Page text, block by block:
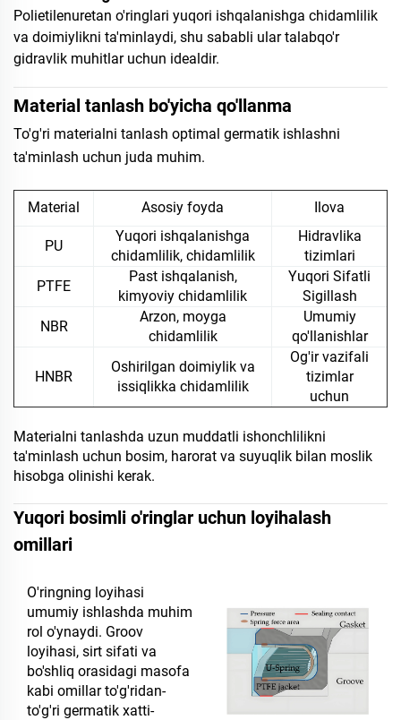
Polietilenuretan o'ringlari yuqori ishqalanishga chidamlilik
va doimiylikni ta'minlaydi, shu sababli ular talabqo'r
gidravlik muhitlar uchun idealdir.
Material tanlash bo'yicha qo'llanma
To'g'ri materialni tanlash optimal germatik ishlashni
ta'minlash uchun juda muhim.
Material Asosiy foyda Ilova
PU
Yuqori ishqalanishga
chidamlilik, chidamlilik
Hidravlika
tizimlari
PTFE
Past ishqalanish,
kimyoviy chidamlilik
Yuqori Sifatli
Sigillash
NBR
Arzon, moyga
chidamlilik
Umumiy
qo'llanishlar
HNBR
Oshirilgan doimiylik va
issiqlikka chidamlilik
Og'ir vazifali
tizimlar
uchun
Materialni tanlashda uzun muddatli ishonchlilikni
ta'minlash uchun bosim, harorat va suyuqlik bilan moslik
hisobga olinishi kerak.
Yuqori bosimli o'ringlar uchun loyihalash
omillari
O'ringning loyihasi
umumiy ishlashda muhim
rol o'ynaydi. Groov
loyihasi, sirt sifati va
bo'shliq orasidagi masofa
kabi omillar to'g'ridan-
to'g'ri germatik xatti-